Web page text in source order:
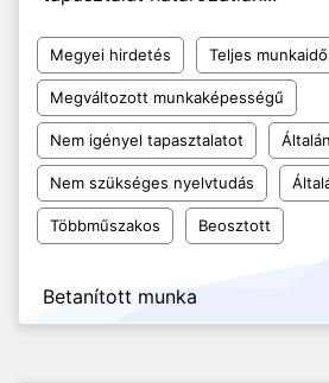
Megyei hirdetés Teljes
Megváltozott munkaképességű
Nem igényel tapasztalatot
Nem szükséges nyelvtudás
Többműszakos Beosztott
Betanított munka